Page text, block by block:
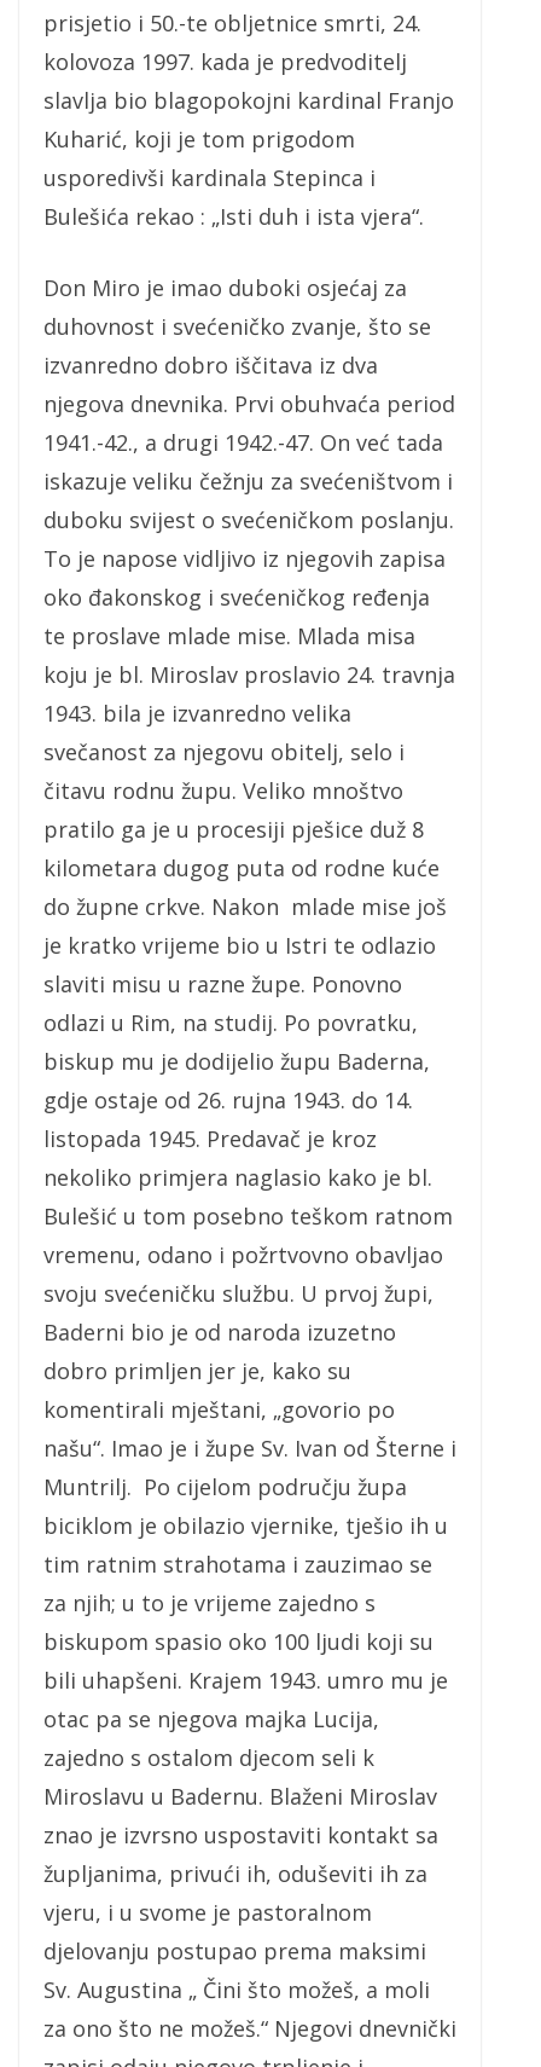
prisjetio i 50.-te obljetnice smrti, 24.
kolovoza 1997. kada je predvoditelj
slavlja bio blagopokojni kardinal Franjo
Kuharić, koji je tom prigodom
usporedivši kardinala Stepinca i
Bulešića rekao : „Isti duh i ista vjera“.
Don Miro je imao duboki osjećaj za
duhovnost i svećeničko zvanje, što se
izvanredno dobro iščitava iz dva
njegova dnevnika. Prvi obuhvaća period
1941.-42., a drugi 1942.-47. On već tada
iskazuje veliku čežnju za svećeništvom i
duboku svijest o svećeničkom poslanju.
To je napose vidljivo iz njegovih zapisa
oko đakonskog i svećeničkog ređenja
te proslave mlade mise. Mlada misa
koju je bl. Miroslav proslavio 24. travnja
1943. bila je izvanredno velika
svečanost za njegovu obitelj, selo i
čitavu rodnu župu. Veliko mnoštvo
pratilo ga je u procesiji pješice duž 8
kilometara dugog puta od rodne kuće
do župne crkve. Nakon mlade mise još
je kratko vrijeme bio u Istri te odlazio
slaviti misu u razne župe. Ponovno
odlazi u Rim, na studij. Po povratku,
biskup mu je dodijelio župu Baderna,
gdje ostaje od 26. rujna 1943. do 14.
listopada 1945. Predavač je kroz
nekoliko primjera naglasio kako je bl.
Bulešić u tom posebno teškom ratnom
vremenu, odano i požrtvovno obavljao
svoju svećeničku službu. U prvoj župi,
Baderni bio je od naroda izuzetno
dobro primljen jer je, kako su
komentirali mještani, „govorio po
našu“. Imao je i župe Sv. Ivan od Šterne i
Muntrilj. Po cijelom području župa
biciklom je obilazio vjernike, tješio ih u
tim ratnim strahotama i zauzimao se
za njih; u to je vrijeme zajedno s
biskupom spasio oko 100 ljudi koji su
bili uhapšeni. Krajem 1943. umro mu je
otac pa se njegova majka Lucija,
zajedno s ostalom djecom seli k
Miroslavu u Badernu. Blaženi Miroslav
znao je izvrsno uspostaviti kontakt sa
župljanima, privući ih, oduševiti ih za
vjeru, i u svome je pastoralnom
djelovanju postupao prema maksimi
Sv. Augustina „ Čini što možeš, a moli
za ono što ne možeš.“ Njegovi dnevnički